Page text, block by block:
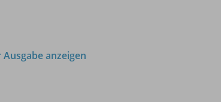
anzeigen